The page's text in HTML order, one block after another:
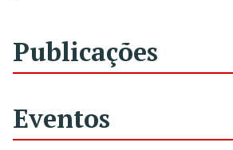
Publicações
Eventos